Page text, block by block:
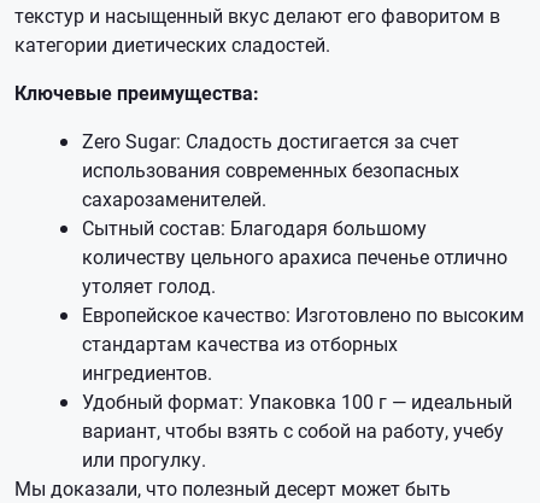
текстур и насыщенный вкус делают его фаворитом в
категории диетических сладостей.
Ключевые преимущества:
Zero Sugar: Сладость достигается за счет
использования современных безопасных
сахарозаменителей.
Сытный состав: Благодаря большому
количеству цельного арахиса печенье отлично
утоляет голод.
Европейское качество: Изготовлено по высоким
стандартам качества из отборных
ингредиентов.
Удобный формат: Упаковка 100 г — идеальный
вариант, чтобы взять с собой на работу, учебу
или прогулку.
Мы доказали, что полезный десерт может быть